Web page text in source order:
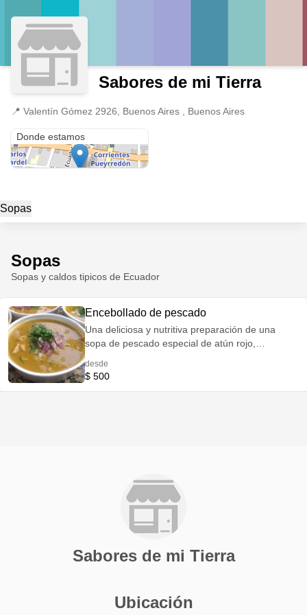
Sabores de mi Tierra
📍 Valentín Gómez 2926, Buenos Aires , Buenos Aires
Donde estamos
Sopas
Sopas
Sopas y caldos tipicos de Ecuador
Encebollado de pescado
Una deliciosa y nutritiva preparación de una
sopa de pescado especial de atún rojo,
cebolla colorada y cilantro. Viene acompañado
desde
$ 500
Sabores de mi Tierra
Ubicación